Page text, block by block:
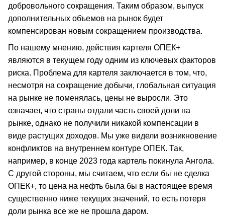
добровольного сокращения. Таким образом, выпуск
дополнительных объемов на рынок будет
компенсирован новым сокращением производства.
По нашему мнению, действия картеля ОПЕК+
являются в текущем году одним из ключевых факторов
риска. Проблема для картеля заключается в том, что,
несмотря на сокращение добычи, глобальная ситуация
на рынке не поменялась, цены не выросли. Это
означает, что страны отдали часть своей доли на
рынке, однако не получили никакой компенсации в
виде растущих доходов. Мы уже видели возникновение
конфликтов на внутреннем контуре ОПЕК. Так,
например, в конце 2023 года картель покинула Ангола.
С другой стороны, мы считаем, что если бы не сделка
ОПЕК+, то цена на нефть была бы в настоящее время
существенно ниже текущих значений, то есть потеря
доли рынка все же не прошла даром.